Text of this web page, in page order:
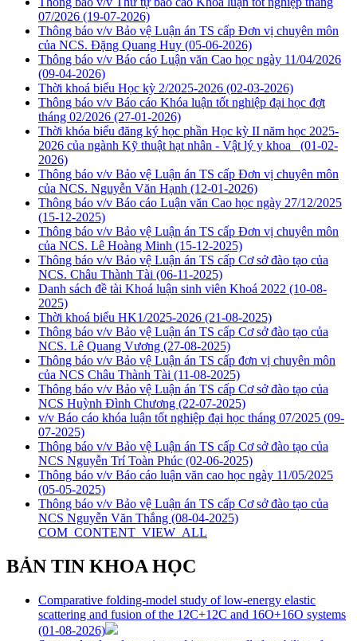
07/2026 (19-07-2026)
Thông báo v/v Bảo vệ Luận án TS cấp Đơn vị chuyên môn
của NCS. Đặng Quang Huy (05-06-2026)
Thông báo v/v Báo cáo Luận văn Cao học ngày 11/04/2026
(09-04-2026)
Thời khoá biểu Học kỳ 2/2025-2026 (02-03-2026)
Thông báo v/v Báo cáo Khóa luận tốt nghiệp đại học đợt
tháng 02/2026 (27-01-2026)
Thời khóa biểu đăng ký học phần Học kỳ II năm học 2025-
2026 của ngành Kỹ thuật hạt nhân - Vật lý y khoa (01-02-
2026)
Thông báo v/v Bảo vệ Luận án TS cấp Đơn vị chuyên môn
của NCS. Nguyễn Văn Hạnh (12-01-2026)
Thông báo v/v Báo cáo Luận văn Cao học ngày 27/12/2025
(15-12-2025)
Thông báo v/v Bảo vệ Luận án TS cấp Đơn vị chuyên môn
của NCS. Lê Hoàng Minh (15-12-2025)
Thông báo v/v Bảo vệ Luận án TS cấp Cơ sở đào tạo của
NCS. Châu Thành Tài (06-11-2025)
Danh sách đề tài Khoá luận sinh viên Khoá 2022 (10-08-
2025)
Thời khoá biểu HK1/2025-2026 (21-08-2025)
Thông báo v/v Bảo vệ Luận án TS cấp Cơ sở đào tạo của
NCS. Lê Quang Vương (27-08-2025)
Thông báo v/v Bảo vệ Luận án TS cấp đơn vị chuyên môn
của NCS Châu Thành Tài (11-08-2025)
Thông báo v/v Bảo vệ Luận án TS cấp Cơ sở đào tạo của
NCS Huỳnh Đình Chương (22-07-2025)
v/v Báo cáo khóa luận tốt nghiệp đại học tháng 07/2025 (09-
07-2025)
Thông báo v/v Bảo vệ Luận án TS cấp Cơ sở đào tạo của
NCS Nguyễn Trí Toàn Phúc (02-06-2025)
Thông báo v/v Báo cáo luận văn cao học ngày 11/05/2025
(05-05-2025)
Thông báo v/v Bảo vệ Luận án TS cấp Cơ sở đào tạo của
NCS Nguyễn Văn Thắng (08-04-2025)
COM_CONTENT_VIEW_ALL
BẢN TIN KHOA HỌC
Comparative folding-model study of low-energy elastic
scattering and fusion of the 12C+12C and 16O+16O systems
(01-08-2026)